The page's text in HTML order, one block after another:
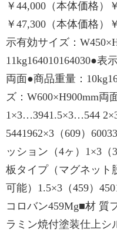
￥44,000（本体価格）
￥47,300（本体価格）
示有効サイズ：
11kg164010164030●表
両面●商品重量：
ズ：W600×H900mm両
1×3…3941.5×3…544
5441962×3（609）
ッション（4ヶ）1×3（
板タイプ（マグネット
可能）1.5×3（459）
コロバン459Mg■材 質
ラミン焼付塗装仕上